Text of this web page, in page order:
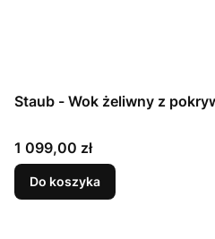
Staub - Wok żeliwny z
Cena
1 099,00 zł
Do koszyka